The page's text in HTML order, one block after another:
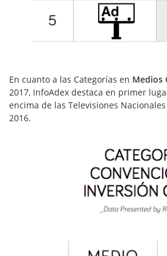
En cuanto a las Categorías en Medios
2017, InfoAdex destaca en primer
encima de las Televisiones
2016.